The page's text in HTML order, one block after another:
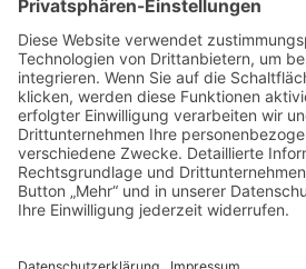
Menü
Home
Kontakt
AGB
Datenschutzerklärung
Impressum
Anschrift
BSI Vertriebs GmbH